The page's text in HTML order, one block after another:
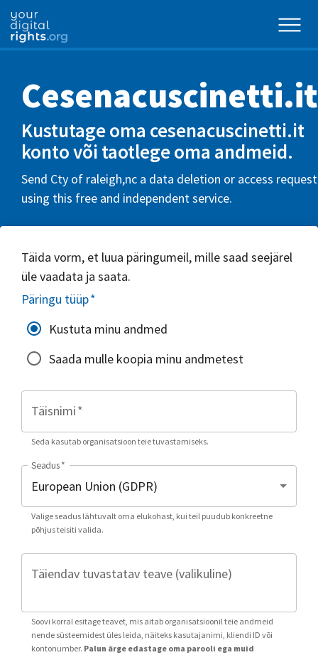
Cesenacuscinetti.it
Kustutage oma cesenacuscinetti.it
konto või taotlege oma andmeid.
Send Cty of raleigh,nc a data deletion or access request
using this free and independent service.
Täida vorm, et luua päringumeil, mille saad seejärel
üle vaadata ja saata.
Päringu tüüp*
Kustuta minu andmed
Saada mulle koopia minu andmetest
Täisnimi*
Seda kasutab organisatsioon teie tuvastamiseks.
Seadus*
Valige seadus lähtuvalt oma elukohast, kui teil puudub konkreetne
põhjus teisiti valida.
Täiendav tuvastatav teave (valikuline)
Soovi korral esitage teavet, mis aitab organisatsioonil teie andmeid
nende süsteemidest üles leida, näiteks kasutajanimi, kliendi ID või
kontonumber. Palun ärge edastage oma parooli ega muid